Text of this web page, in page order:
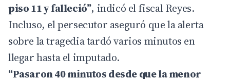
piso 11 y falleció”, indicó el fiscal Reyes.
Incluso, el persecutor aseguró que la alerta
sobre la tragedia tardó varios minutos en
llegar hasta el imputado.
“Pasaron 40 minutos desde que la menor